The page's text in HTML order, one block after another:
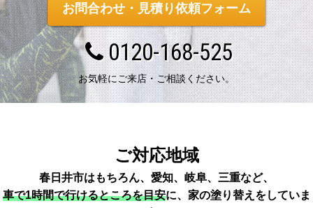
お問合わせ・見積り依頼フォーム
0120-168-525
お気軽にご来店・ご相談ください。
ご対応地域
春日井市はもちろん、愛知、岐阜、三重など、
車で1時間で行けるところを目安に、家の塗り替えをしていま